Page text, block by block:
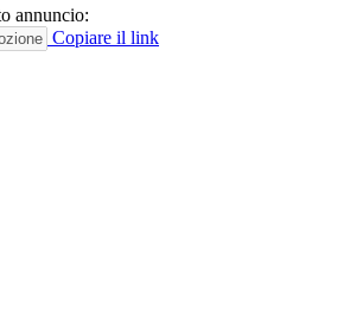
annuncio:
Copiare il link